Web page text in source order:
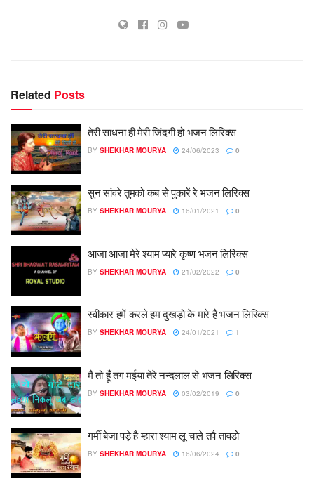
Related Posts
तेरी साधना ही मेरी जिंदगी हो भजन लिरिक्स
BY SHEKHAR MOURYA 24/06/2023 0
सुन सांवरे तुमको कब से पुकारें रे भजन लिरिक्स
BY SHEKHAR MOURYA 16/01/2021 0
आजा आजा मेरे श्याम प्यारे कृष्ण भजन लिरिक्स
BY SHEKHAR MOURYA 21/02/2022 0
स्वीकार हमें करले हम दुखड़ो के मारे है भजन लिरिक्स
BY SHEKHAR MOURYA 24/01/2021 1
मैं तो हूँ तंग मईया तेरे नन्दलाल से भजन लिरिक्स
BY SHEKHAR MOURYA 03/02/2019 0
गर्मी बेजा पड़े है म्हारा श्याम लू चाले तपै तावडो
BY SHEKHAR MOURYA 16/06/2024 0